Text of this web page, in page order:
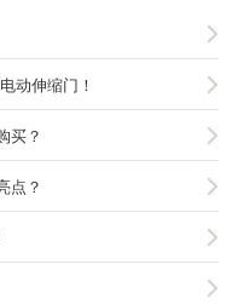
动伸缩门！
买？
点？
50mm×30mm×0.8mm；
； 2、颜色：此